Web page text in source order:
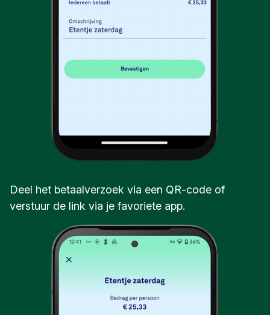
Deel het betaalverzoek via een QR-code of
verstuur de link via je favoriete app.